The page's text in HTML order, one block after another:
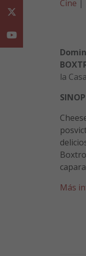
Cine |
la
Más
Youtube